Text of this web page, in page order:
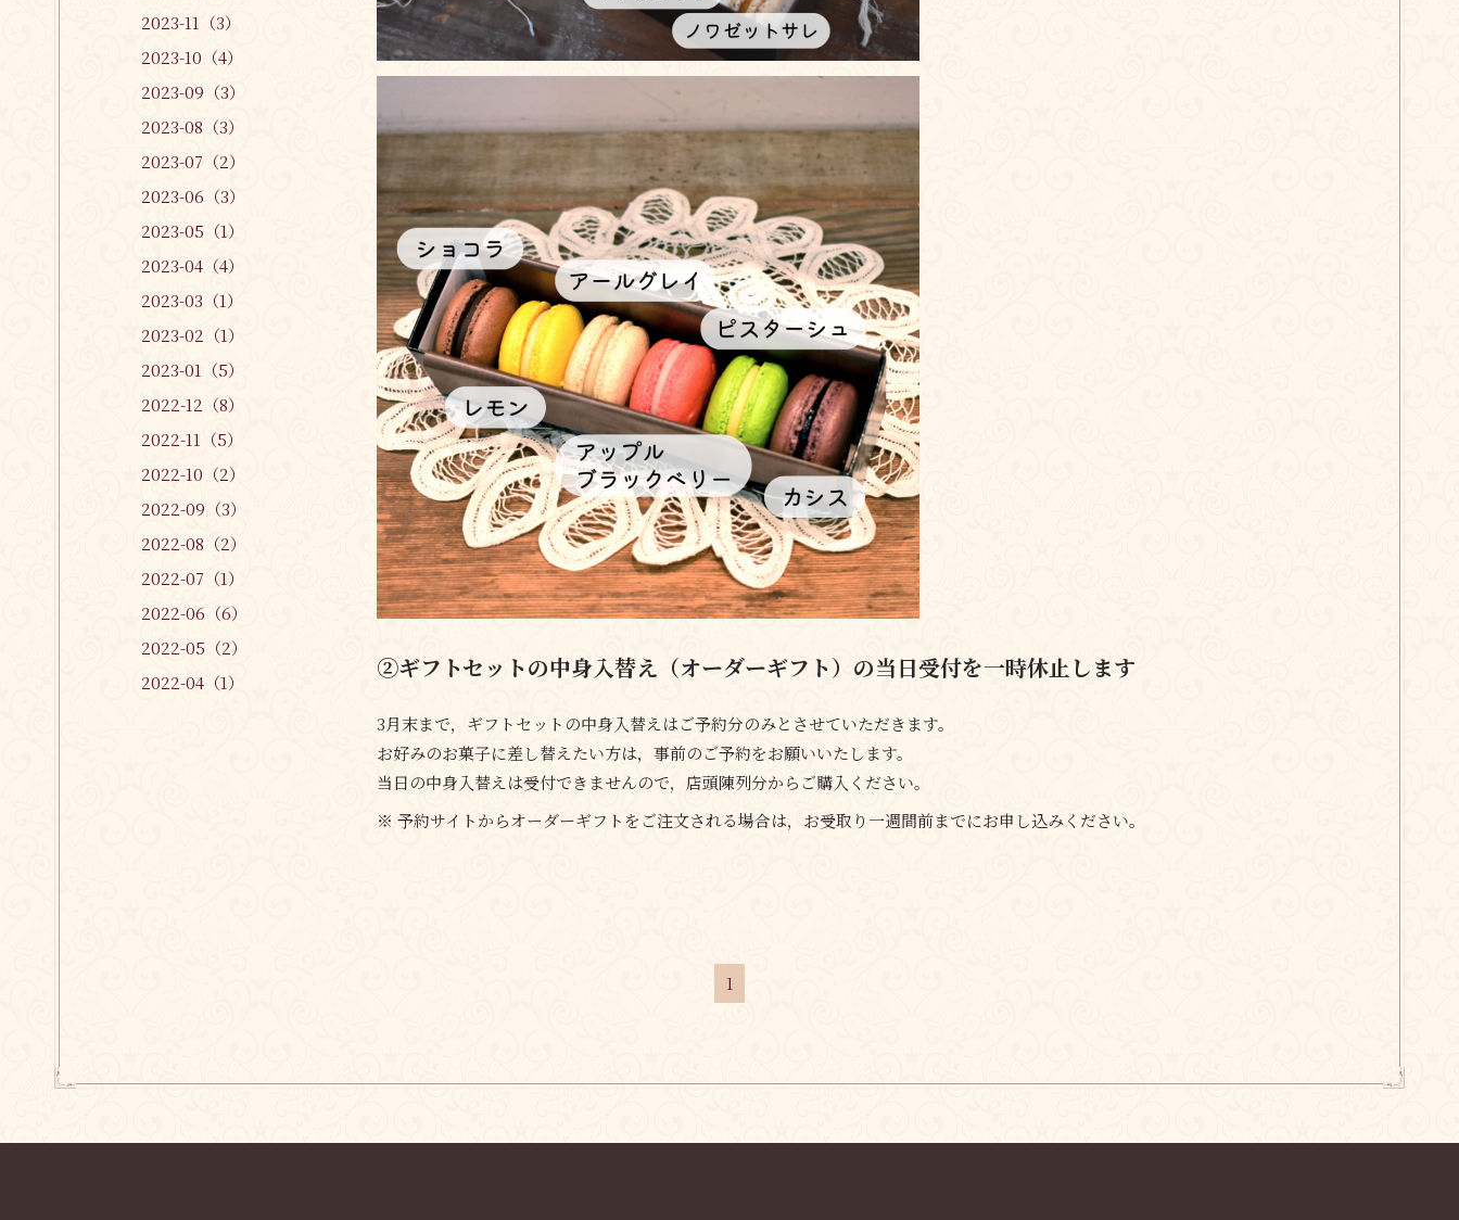
②ギフトセットの中身入替え（オーダーギフト）の当日受付を一時休止します
3月末まで，ギフトセットの中身入替えはご予約分のみとさせていただきます。
お好みのお菓子に差し替えたい方は，事前のご予約をお願いいたします。
当日の中身入替えは受付できませんので，店頭陳列分からご購入ください。
※ 予約サイトからオーダーギフトをご注文される場合は，お受取り一週間前までにお申し込みください。
2023-11（3）
2023-10（4）
2023-09（3）
2023-08（3）
2023-07（2）
2023-06（3）
2023-05（1）
2023-04（4）
2023-03（1）
2023-02（1）
2023-01（5）
2022-12（8）
2022-11（5）
2022-10（2）
2022-09（3）
2022-08（2）
2022-07（1）
2022-06（6）
2022-05（2）
2022-04（1）
1